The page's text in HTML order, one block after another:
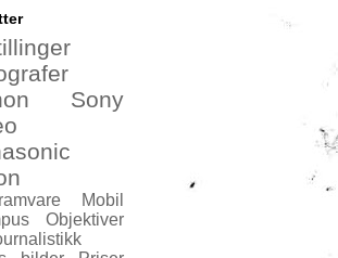
Sony
Mobil
Objektiver